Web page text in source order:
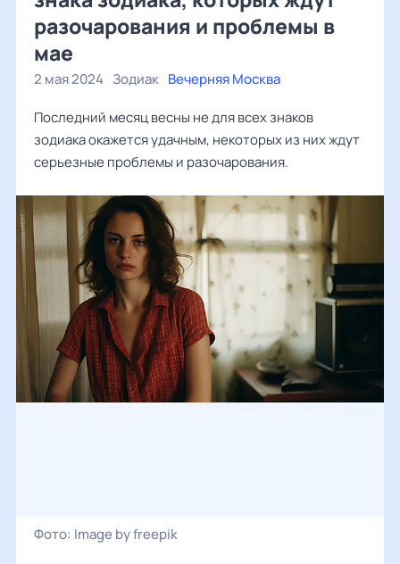
разочарования и проблемы в
мае
2 мая 2024 Зодиак Вечерняя Москва
Последний месяц весны не для всех знаков
зодиака окажется удачным, некоторых из них ждут
серьезные проблемы и разочарования.
Фото: Image by freepik